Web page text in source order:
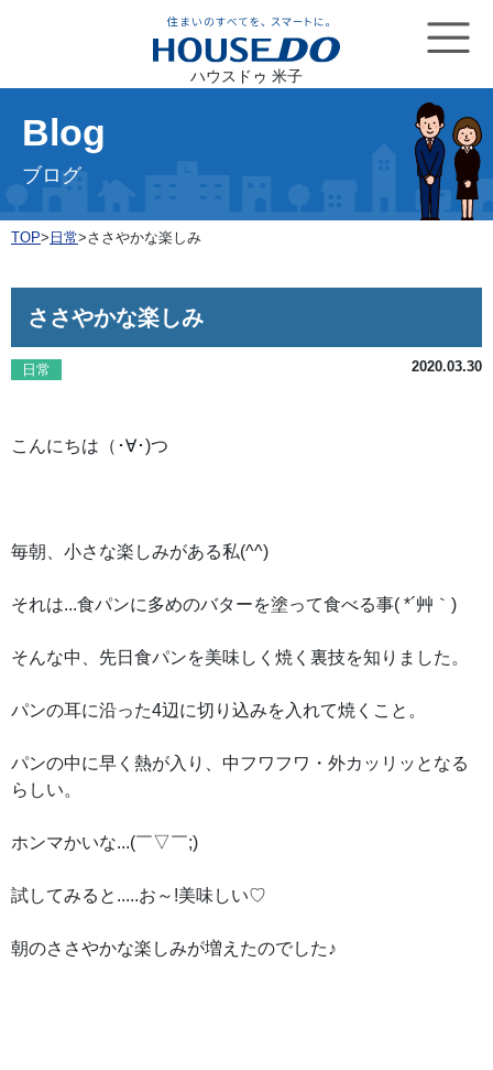
ハウスドゥ 米子
Blog
ブログ
TOP> 日常>ささやかな楽しみ
ささやかな楽しみ
日常 2020.03.30
こんにちは（･∀･)つ
毎朝、小さな楽しみがある私(^^)
それは...食パンに多めのバターを塗って食べる事( *´艸｀)
そんな中、先日食パンを美味しく焼く裏技を知りました。
パンの耳に沿った4辺に切り込みを入れて焼くこと。
パンの中に早く熱が入り、中フワフワ・外カッリッとなる
らしい。
ホンマかいな...(￣▽￣;)
試してみると.....お～!美味しい♡
朝のささやかな楽しみが増えたのでした♪